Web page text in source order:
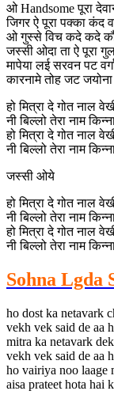
ओ Handsome पूरा
जिगर ऐ पूरा पक्का कंद
ओ गुस्से विच कदे कदे
जस्सी ओदा ता ऐ पूरा
मापेया लई सरवन पट
कारनामे तोह जट
हो मित्रा दे गोत नाल
नी बिल्लो तेरा नाम
हो मित्रा दे गोत नाल
नी बिल्लो तेरा नाम
जस्सी ओये
हो मित्रा दे गोत नाल
नी बिल्लो तेरा नाम
हो मित्रा दे गोत नाल
नी बिल्लो तेरा नाम
Sohna Lgda
ho dost ka netavark
vekh vek said de aa
mitra ka netavark
vekh vek said de aa
ho vairiya noo laage
aisa prateet hota hai